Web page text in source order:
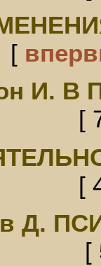
[
И. В
[
[
Д.
[